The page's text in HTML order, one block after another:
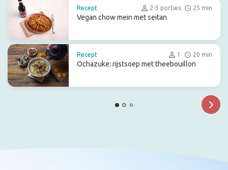
Recept 2-3 porties 25 min
Vegan chow mein met seitan
Recept 1 20 min
Ochazuke: rijstsoep met theebouillon